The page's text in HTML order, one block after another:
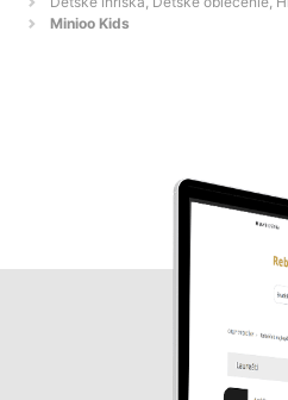
Minioo Kids